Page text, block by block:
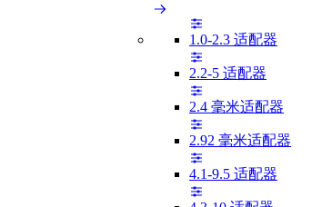
1.0-2.3 适配器
2.2-5 适配器
2.4 毫米适配器
2.92 毫米适配器
4.1-9.5 适配器